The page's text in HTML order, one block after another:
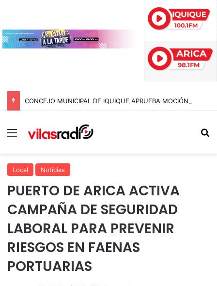
Menú
Local Noticias
PUERTO DE ARICA ACTIVA
CAMPAÑA DE SEGURIDAD
LABORAL PARA PREVENIR
RIESGOS EN FAENAS
PORTUARIAS